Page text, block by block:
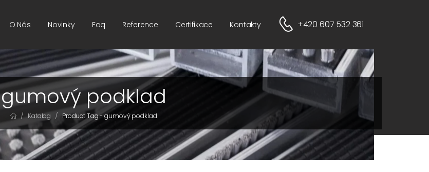
O Nás Novinky Faq Reference Certifikace Kontakty +420 607 532 361
gumový podklad
/ Katalog / Product Tag - gumový podklad